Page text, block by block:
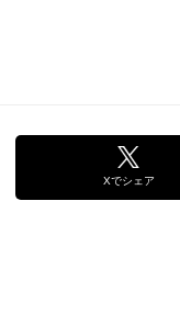
Xでシェア